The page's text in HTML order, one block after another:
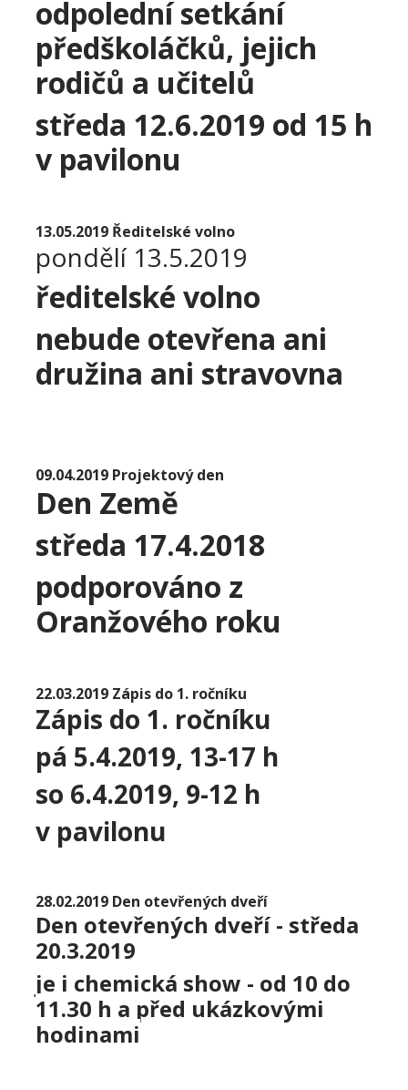
odpolední setkání
předškoláčků, jejich
rodičů a učitelů
středa 12.6.2019 od 15 h
v pavilonu
13.05.2019 Ředitelské volno
pondělí 13.5.2019
ředitelské volno
nebude otevřena ani
družina ani stravovna
09.04.2019 Projektový den
Den Země
středa 17.4.2018
podporováno z
Oranžového roku
22.03.2019 Zápis do 1. ročníku
Zápis do 1. ročníku
pá 5.4.2019, 13-17 h
so 6.4.2019, 9-12 h
v pavilonu
28.02.2019 Den otevřených dveří
Den otevřených dveří - středa
20.3.2019
je i chemická show - od 10 do
11.30 h a před ukázkovými
hodinami